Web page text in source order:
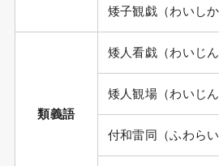
矮子観戯（わいしか
類義語
矮人看戯（わいじん
矮人観場（わいじ
付和雷同（ふわらい